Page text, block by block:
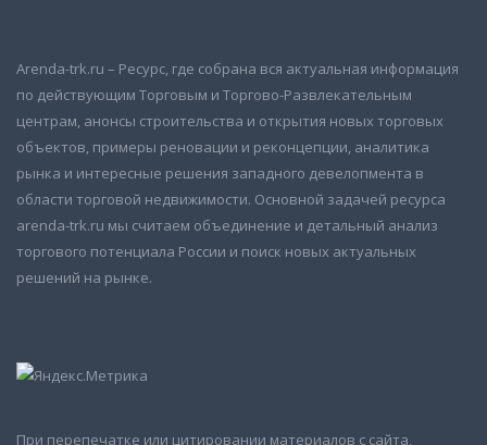
Arenda-trk.ru – Ресурс, где собрана вся актуальная информация
по действующим Торговым и Торгово-Развлекательным
центрам, анонсы строительства и открытия новых торговых
объектов, примеры реновации и реконцепции, аналитика
рынка и интересные решения западного девелопмента в
области торговой недвижимости. Основной задачей ресурса
arenda-trk.ru мы считаем объединение и детальный анализ
торгового потенциала России и поиск новых актуальных
решений на рынке.
При перепечатке или цитировании материалов с сайта,